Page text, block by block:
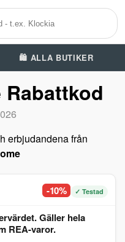
🛍️ ALLA BUTIKER
Rabattkod
erbjudandena från
-10% ✓ Testad
Gäller hela
REA-varor.